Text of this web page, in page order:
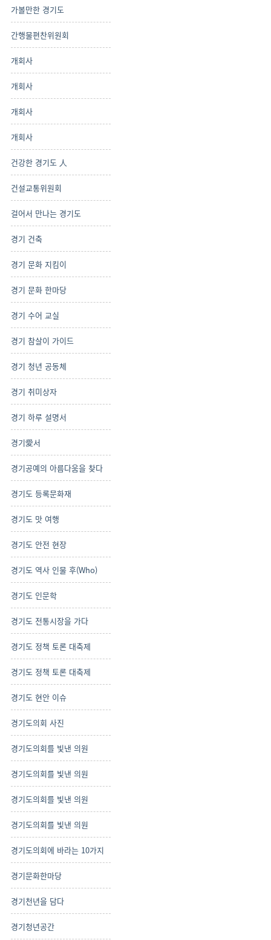
가볼만한 경기도
간행물편찬위원회
개회사
개회사
개회사
개회사
건강한 경기도 人
건설교통위원회
걸어서 만나는 경기도
경기 건축
경기 문화 지킴이
경기 문화 한마당
경기 수어 교실
경기 참살이 가이드
경기 청년 공동체
경기 취미상자
경기 하루 설명서
경기愛서
경기공예의 아름다움을 찾다
경기도 등록문화재
경기도 맛 여행
경기도 안전 현장
경기도 역사 인물 후(Who)
경기도 인문학
경기도 전통시장을 가다
경기도 정책 토론 대축제
경기도 정책 토론 대축제
경기도 현안 이슈
경기도의회 사진
경기도의회를 빛낸 의원
경기도의회를 빛낸 의원
경기도의회를 빛낸 의원
경기도의회를 빛낸 의원
경기도의회에 바라는 10가지
경기문화한마당
경기천년을 담다
경기청년공간